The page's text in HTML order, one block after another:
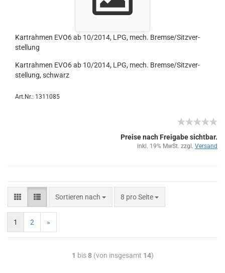
Kart­rah­men EVO6 ab 10/2014, LPG, mech. Brem­se/Sitz­ver­
stel­lung
Kart­rah­men EVO6 ab 10/2014, LPG, mech. Brem­se/Sitz­ver­
stel­lung, schwarz
Art.Nr.: 1311085
Preise nach Freigabe sichtbar.
inkl. 19% MwSt. zzgl. Versand
Sortieren nach 8 pro Seite
1 2 »
1 bis8(von insgesamt 14)